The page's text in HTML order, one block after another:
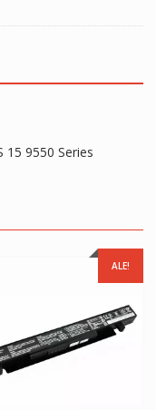
15 9550 Series
ALE!